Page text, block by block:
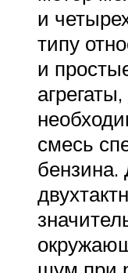
и
типу
и
смесь
бензина.